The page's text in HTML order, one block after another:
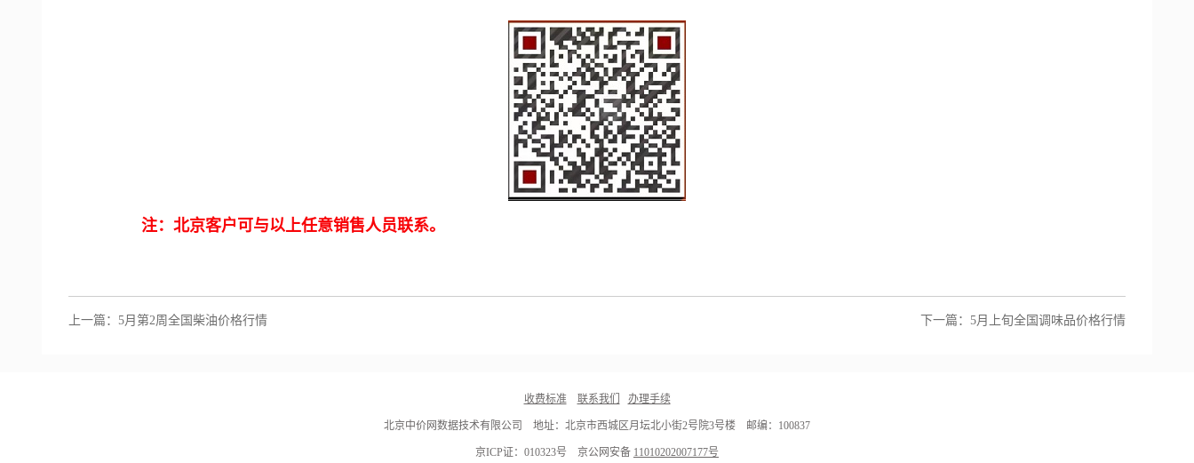
注：北京客户可与以上任意销售人员联系。
上一篇： 5月第2周全国柴油价格行情 下一篇： 5月上旬全国调味品价格行情
收费标准 联系我们 办理手续
北京中价网数据技术有限公司 地址：北京市西城区月坛北小街2号院3号楼 邮编：100837
京ICP证：010323号 京公网安备 11010202007177号